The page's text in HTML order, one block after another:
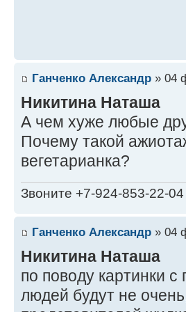
Ганченко Александр » 04
Никитина Наташа
А чем хуже любые
Почему такой
вегетарианка?
Звоните +7-924-853-22-04
Ганченко Александр » 04
Никитина Наташа
по поводу картинки
людей будут не